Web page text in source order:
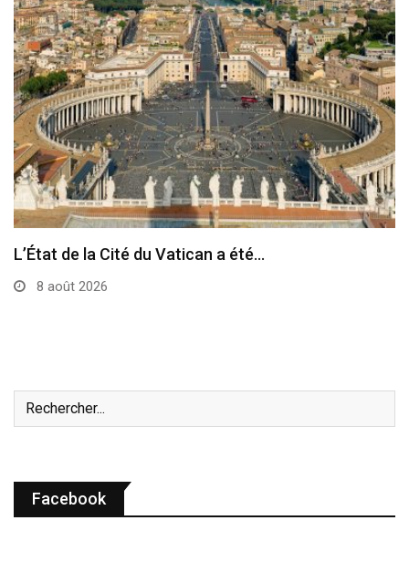
Le pape a célébré à Assise la messe…
7 août 2026
Facebook